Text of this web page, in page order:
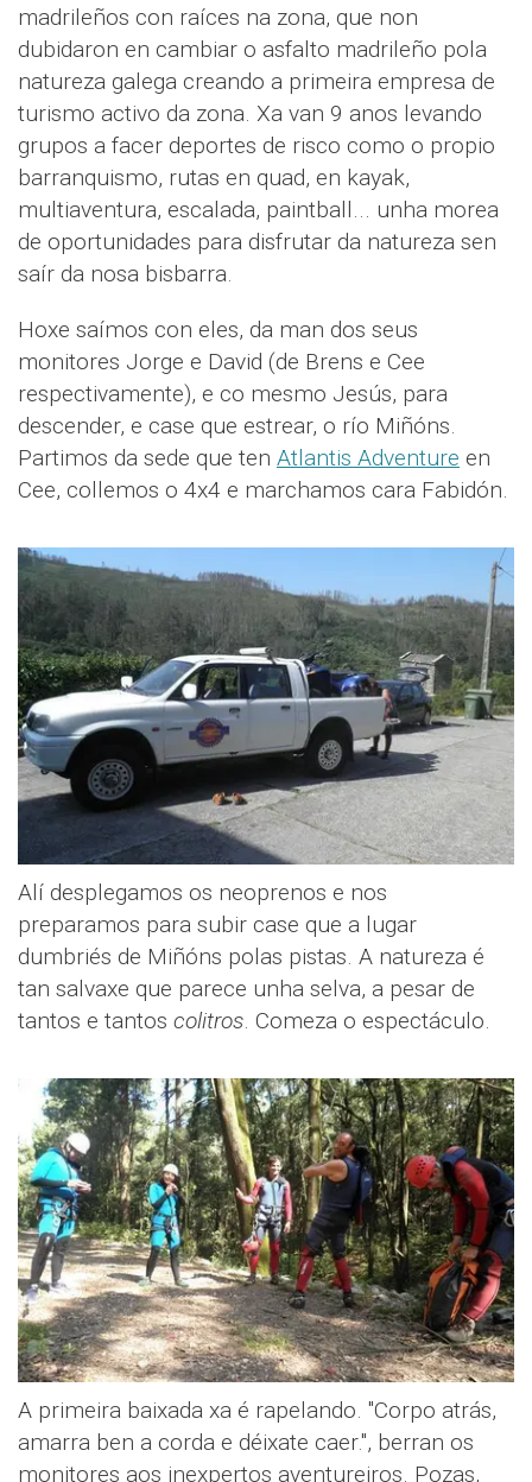
madrileños con raíces na zona, que non
dubidaron en cambiar o asfalto madrileño pola
natureza galega creando a primeira empresa de
turismo activo da zona. Xa van 9 anos levando
grupos a facer deportes de risco como o propio
barranquismo, rutas en quad, en kayak,
multiaventura, escalada, paintball... unha morea
de oportunidades para disfrutar da natureza sen
saír da nosa bisbarra.
Hoxe saímos con eles, da man dos seus
monitores Jorge e David (de Brens e Cee
respectivamente), e co mesmo Jesús, para
descender, e case que estrear, o río Miñóns.
Partimos da sede que ten Atlantis Adventure en
Cee, collemos o 4x4 e marchamos cara Fabidón.
Alí desplegamos os neoprenos e nos
preparamos para subir case que a lugar
dumbriés de Miñóns polas pistas. A natureza é
tan salvaxe que parece unha selva, a pesar de
tantos e tantos colitros. Comeza o espectáculo.
A primeira baixada xa é rapelando. "Corpo atrás,
amarra ben a corda e déixate caer.", berran os
monitores aos inexpertos aventureiros. Pozas,